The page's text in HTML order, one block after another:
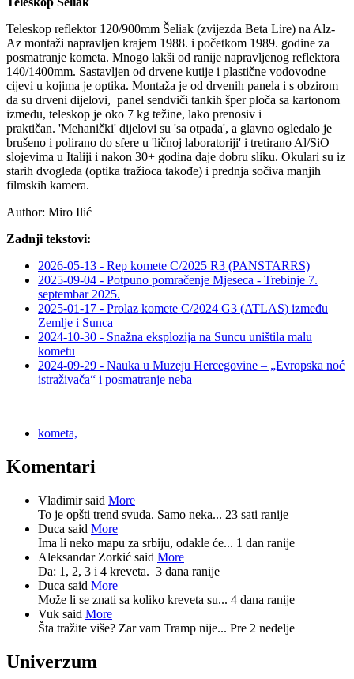
Teleskop reflektor 120/900mm Šeliak (zvijezda Beta Lire) na Alz-
Az montaži napravljen krajem 1988. i početkom 1989. godine za
posmatranje kometa. Mnogo lakši od ranije napravljenog reflektora
140/1400mm. Sastavljen od drvene kutije i plastične vodovodne
cijevi u kojima je optika. Montaža je od drvenih panela i s obzirom
da su drveni dijelovi, panel sendviči tankih šper ploča sa kartonom
između, teleskop je oko 7 kg težine, lako prenosiv i
praktičan. 'Mehanički' dijelovi su 'sa otpada', a glavno ogledalo je
brušeno i polirano do sfere u 'ličnoj laboratoriji' i tretirano Al/SiO
slojevima u Italiji i nakon 30+ godina daje dobru sliku. Okulari su iz
starih dvogleda (optika tražioca takođe) i prednja sočiva manjih
filmskih kamera.
Author: Miro Ilić
Zadnji tekstovi:
2026-05-13 - Rep komete C/2025 R3 (PANSTARRS)
2025-09-04 - Potpuno pomračenje Mjeseca - Trebinje 7.
septembar 2025.
2025-01-17 - Prolaz komete C/2024 G3 (ATLAS) između
Zemlje i Sunca
2024-10-30 - Snažna eksplozija na Suncu uništila malu
kometu
2024-09-29 - Nauka u Muzeju Hercegovine – „Evropska noć
istraživača“ i posmatranje neba
kometa,
Komentari
Vladimir said More
To je opšti trend svuda. Samo neka... 23 sati ranije
Duca said More
Ima li neko mapu za srbiju, odakle će... 1 dan ranije
Aleksandar Zorkić said More
Da: 1, 2, 3 i 4 kreveta. 3 dana ranije
Duca said More
Može li se znati sa koliko kreveta su... 4 dana ranije
Vuk said More
Šta tražite više? Zar vam Tramp nije... Pre 2 nedelje
Univerzum